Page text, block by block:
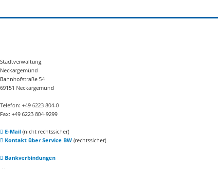
Stadtverwaltung
Neckargemünd
Bahnhofstraße 54
69151 Neckargemünd
Telefon: +49 6223 804-0
Fax: +49 6223 804-9299
E-Mail(nicht rechtssicher)
Kontakt über Service BW(rechtssicher)
Bankverbindungen